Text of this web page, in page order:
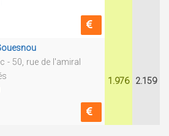
- 50, rue de l'amiral
1.976 2.159